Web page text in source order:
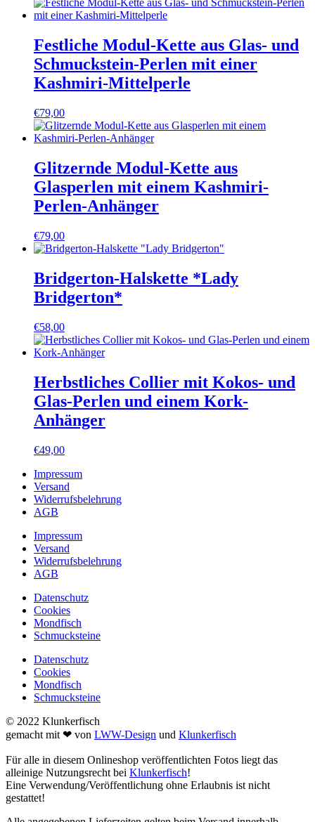
Festliche Modul-Kette aus Glas- und
Schmuckstein-Perlen mit einer
Kashmiri-Mittelperle
€79,00
Glitzernde Modul-Kette aus
Glasperlen mit einem Kashmiri-
Perlen-Anhänger
€79,00
Bridgerton-Halskette *Lady
Bridgerton*
€58,00
Herbstliches Collier mit Kokos- und
Glas-Perlen und einem Kork-
Anhänger
€49,00
Impressum
Versand
Widerrufsbelehrung
AGB
Impressum
Versand
Widerrufsbelehrung
AGB
Datenschutz
Cookies
Mondfisch
Schmucksteine
Datenschutz
Cookies
Mondfisch
Schmucksteine
© 2022 Klunkerfisch
gemacht mit ❤ von LWW-Design und Klunkerfisch
Für alle in diesem Onlineshop veröffentlichten Fotos liegt das
alleinige Nutzungsrecht bei Klunkerfisch!
Eine Verwendung/Veröffentlichung ohne Erlaubnis ist nicht
gestattet!